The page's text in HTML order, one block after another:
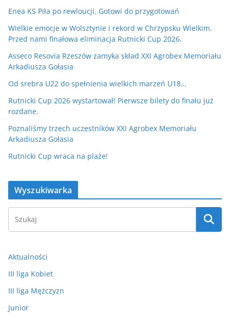
Enea KS Piła po rewloucji. Gotowi do przygotowań
Wielkie emocje w Wolsztynie i rekord w Chrzypsku Wielkim.
Przed nami finałowa eliminacja Rutnicki Cup 2026.
Asseco Resovia Rzeszów zamyka skład XXI Agrobex Memoriału
Arkadiusza Gołasia
Od srebra U22 do spełnienia wielkich marzeń U18…
Rutnicki Cup 2026 wystartował! Pierwsze bilety do finału już
rozdane.
Poznaliśmy trzech uczestników XXI Agrobex Memoriału
Arkadiusza Gołasia
Rutnicki Cup wraca na plaże!
Wyszukiwarka
Aktualności
III liga Kobiet
III liga Mężczyzn
Junior